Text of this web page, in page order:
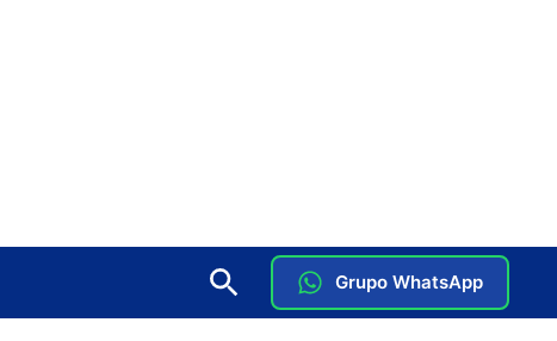
Grupo WhatsApp